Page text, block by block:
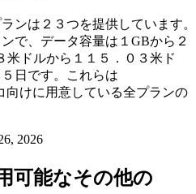
ンは２３つを提供しています。
で、データ容量は１GBから２
米ドルから１１５．０３米ド
日です。これらは
向けに用意している全プランの
2026
可能なその他の